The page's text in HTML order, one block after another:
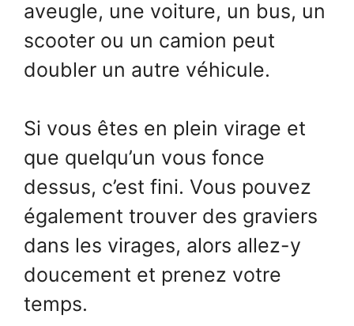
aveugle, une voiture, un bus, un
scooter ou un camion peut
doubler un autre véhicule.
Si vous êtes en plein virage et
que quelqu’un vous fonce
dessus, c’est fini. Vous pouvez
également trouver des graviers
dans les virages, alors allez-y
doucement et prenez votre
temps.